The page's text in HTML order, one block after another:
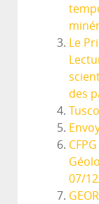
Le
des
07/